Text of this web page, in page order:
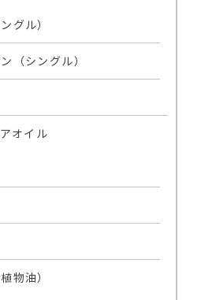
グル）
（シングル）
オイル
物油）